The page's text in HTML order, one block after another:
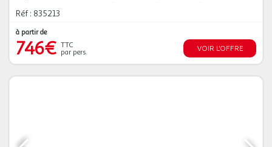
Réf : 835213
à partir de
746€ TTC
par pers.
VOIR L'OFFRE